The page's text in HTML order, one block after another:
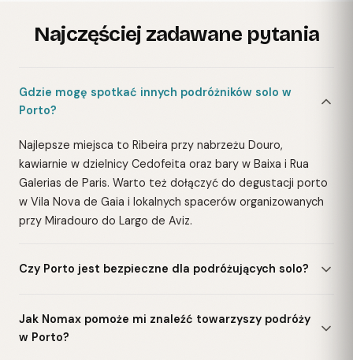
Najczęściej zadawane pytania
Gdzie mogę spotkać innych podróżników solo w
Porto?
Najlepsze miejsca to Ribeira przy nabrzeżu Douro,
kawiarnie w dzielnicy Cedofeita oraz bary w Baixa i Rua
Galerias de Paris. Warto też dołączyć do degustacji porto
w Vila Nova de Gaia i lokalnych spacerów organizowanych
przy Miradouro do Largo de Aviz.
Czy Porto jest bezpieczne dla podróżujących solo?
Jak Nomax pomoże mi znaleźć towarzyszy podróży
w Porto?